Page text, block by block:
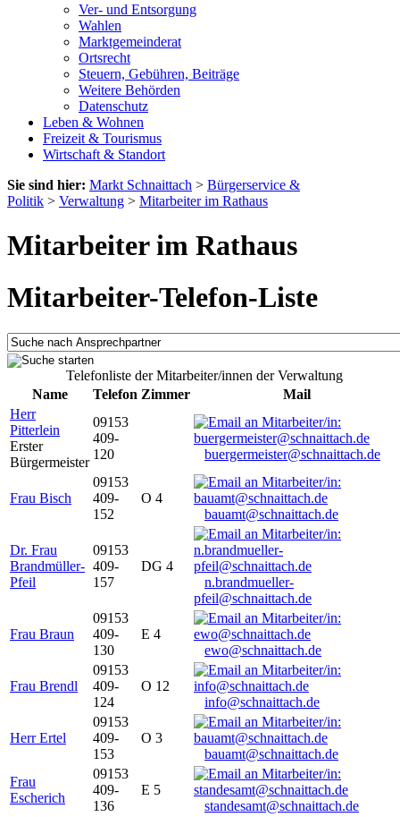
Ver- und Entsorgung
Wahlen
Marktgemeinderat
Ortsrecht
Steuern, Gebühren, Beiträge
Weitere Behörden
Datenschutz
Leben & Wohnen
Freizeit & Tourismus
Wirtschaft & Standort
Sie sind hier: Markt Schnaittach > Bürgerservice &
Politik > Verwaltung > Mitarbeiter im Rathaus
Mitarbeiter im Rathaus
Mitarbeiter-Telefon-Liste
Telefonliste der Mitarbeiter/innen der Verwaltung
Name
Telefon Zimmer
Mail
Herr
Pitterlein
Erster
Bürgermeister
09153
409-
120
buergermeister@schnaittach.de
Frau Bisch
09153
409-
152
O 4
bauamt@schnaittach.de
Dr. Frau
Brandmüller-
Pfeil
09153
409-
157
DG 4
n.brandmueller-
pfeil@schnaittach.de
Frau Braun
09153
409-
130
E 4
ewo@schnaittach.de
Frau Brendl
09153
409-
124
O 12
info@schnaittach.de
Herr Ertel
09153
409-
153
O 3
bauamt@schnaittach.de
Frau
Escherich
09153
409-
136
E 5
standesamt@schnaittach.de